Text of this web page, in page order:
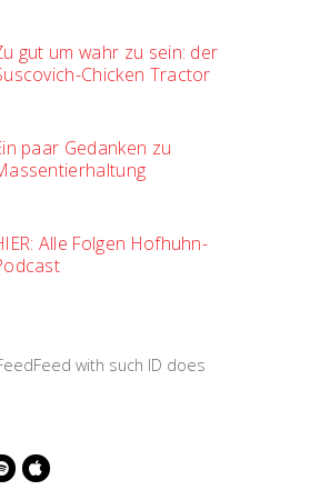
gut um wahr zu sein: der
Chicken Tractor
paar Gedanken zu
Alle Folgen Hofhuhn-
with such ID does